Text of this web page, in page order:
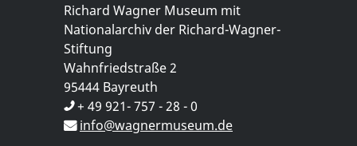
Richard Wagner Museum mit
Nationalarchiv der Richard-Wagner-
Stiftung
Wahnfriedstraße 2
95444 Bayreuth
+ 49 921- 757 - 28 - 0
info@wagnermuseum.de